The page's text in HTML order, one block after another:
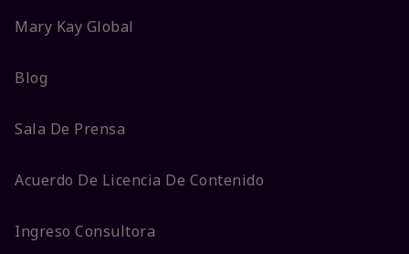
Mary Kay Global
Blog
Sala De Prensa
Acuerdo De Licencia De Contenido
Ingreso Consultora